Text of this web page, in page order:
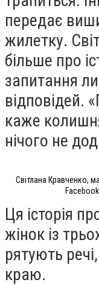
передає
жилетку.
більше про
запитання
відповідей.
каже
нічого не
Світлана Кравченко,
Ця історія
жінок із
рятують
краю.